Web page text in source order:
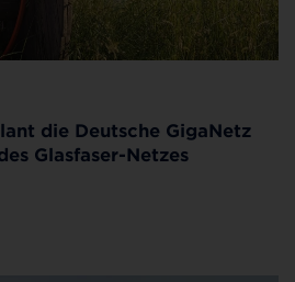
die Deutsche GigaNetz
Glasfaser-Netzes